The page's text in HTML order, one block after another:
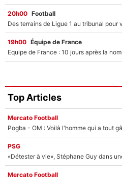
20h00 Football
19h00 Équipe de France
Top Articles
Mercato Football
Pogba - OM : Voilà l'homme qui a tout
PSG
«Détester à vie», Stéphane Guy dans
Mercato Football